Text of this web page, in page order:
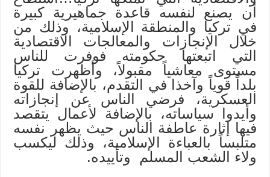
أن يصنع لنفسه قاعدة جماهيرية كبيرة
في تركيا والمنطقة الإسلامية، وذلك من
خلال الإنجازات والمعالجات الاقتصادية
التي اتبعتها حكومته فوفرت للناس
مستوى معاشياً مقبولاً، وأظهرت تركيا
بلداً قوياً وآخذا في التقدم، بالإضافة للقوة
العسكرية، فرضي الناس عن إنجازاته
وأيدوا سياساته، بالإضافة لأعمال يتقصد
فيها إثارة عاطفة الناس حيث يظهر نفسه
متلبساً بالعباءة الإسلامية، وذلك ليكسب
ولاء الشعب المسلم وتأييده.